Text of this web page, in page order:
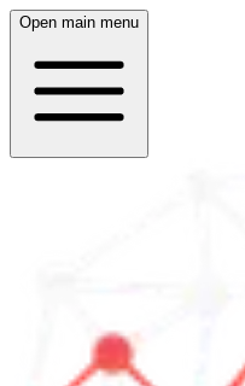
Open main menu